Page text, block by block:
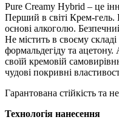
Pure Creamy Hybrid – це
Перший в світі Крем-
основі алкоголю.
Не містить в своєму
формальдегіду та
своїй кремовій
чудові покривні
Гарантована стійкість та
Технологія нанесення